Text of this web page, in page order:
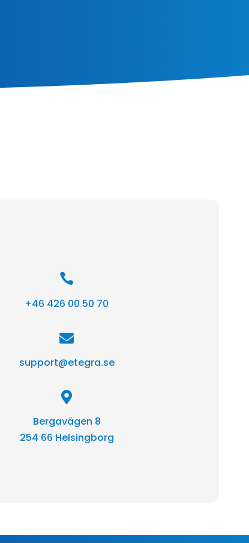

+46 426 00 50 70

support@etegra.se

Bergavägen 8
254 66 Helsingborg